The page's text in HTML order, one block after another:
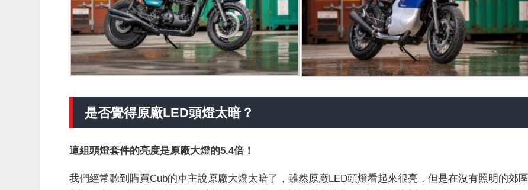
是否覺得原廠LED頭燈太暗？
這組頭燈套件的亮度是原廠大燈的5.4倍！
我們經常聽到購買Cub的車主說原廠大燈太暗了，雖然原廠LED頭燈看起來很亮，但是在沒有照明的郊區